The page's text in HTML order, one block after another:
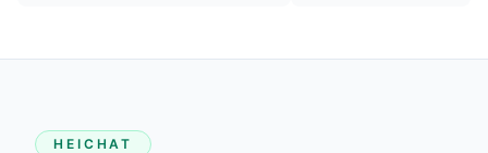
HEICHAT